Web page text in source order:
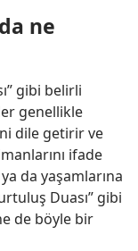
ne
gibi belirli
genellikle
dile getirir ve
ifade
da yaşamlarına
Duası” gibi
de böyle bir